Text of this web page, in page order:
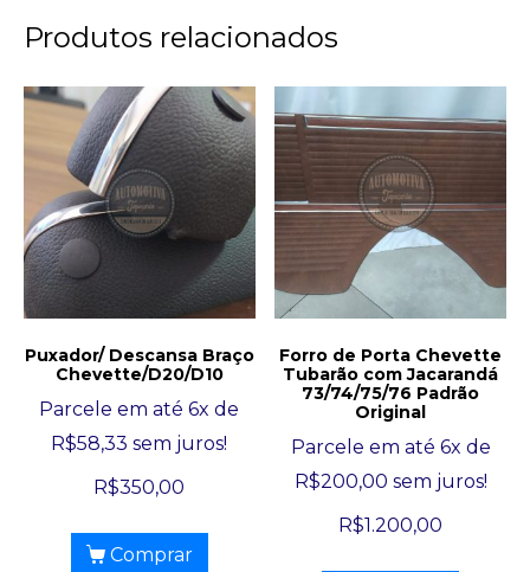
Produtos relacionados
Puxador/ Descansa Braço
Chevette/D20/D10
Parcele em até 6x de
R$58,33 sem juros!
R$350,00
Comprar
Forro de Porta Chevette
Tubarão com Jacarandá
73/74/75/76 Padrão
Original
Parcele em até 6x de
R$200,00 sem juros!
R$1.200,00